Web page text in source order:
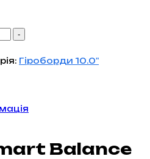
грн..
-
Гіроборди 10.0"
Balance